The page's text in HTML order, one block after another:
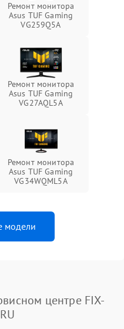
Ремонт монитора
Asus TUF Gaming
VG259Q5A
Ремонт монитора
Asus TUF Gaming
VG27AQL5A
Ремонт монитора
Asus TUF Gaming
VG34WQML5A
модели
центре FIX-